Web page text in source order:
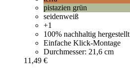
pistazien grün
seidenweiß
+1
100% nachhaltig hergestellt
Einfache Klick-Montage
Durchmesser: 21,6 cm
11,49 €